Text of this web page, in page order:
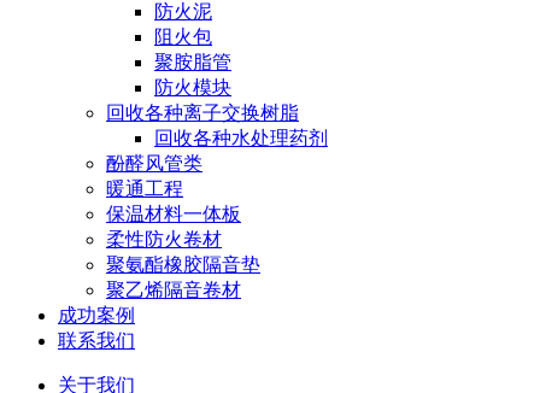
防火泥
阻火包
聚胺脂管
防火模块
回收各种离子交换树脂
回收各种水处理药剂
酚醛风管类
暖通工程
保温材料一体板
柔性防火卷材
聚氨酯橡胶隔音垫
聚乙烯隔音卷材
成功案例
联系我们
关于我们